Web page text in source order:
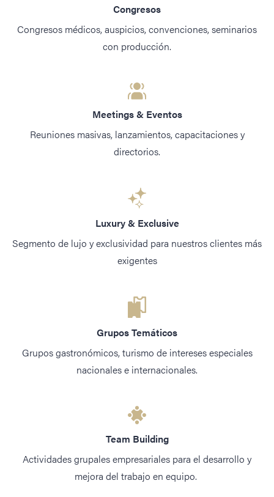
Congresos
Congresos médicos, auspicios, convenciones, seminarios
con producción.
Meetings & Eventos
Reuniones masivas, lanzamientos, capacitaciones y
directorios.
Luxury & Exclusive
Segmento de lujo y exclusividad para nuestros clientes más
exigentes
Grupos Temáticos
Grupos gastronómicos, turismo de intereses especiales
nacionales e internacionales.
Team Building
Actividades grupales empresariales para el desarrollo y
mejora del trabajo en equipo.